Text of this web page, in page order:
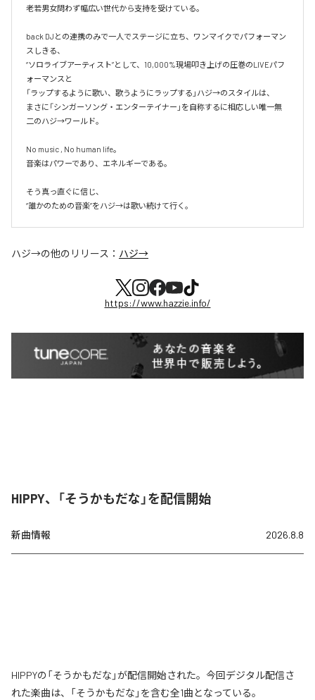
老若男女問わず幅広い世代から支持を受けている。
back DJとの連携のみで一人でステージに立ち、ワンマイクでパフォーマン
スしきる、
“ソロライブアーティスト”として、10,000%現場叩き上げの圧巻のLIVEパフ
ォーマンスと
「ラップするように歌い、歌うようにラップする」ハジ→のスタイルは、
まさに「シンガーソング・エンターテイナー」を自称するに相応しい唯一無
二のハジ→ワールド。
No music , No human life。
音楽はパワーであり、エネルギーである。
そう真っ直ぐに信じ、
ハジ→の他のリリース： ハジ→
https://www.hazzie.info/
HIPPY、「そうかもだな」を配信開始
新曲情報 2026.8.8
HIPPYの「そうかもだな」が配信開始された。今回デジタル配信さ
れた楽曲は、「そうかもだな」を含む全1曲となっている。